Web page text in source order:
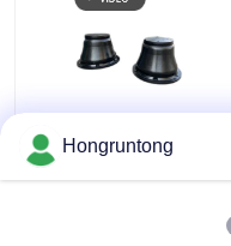
600H 코너 충격 펜더 가
벼운 내구성 고무 설치
Hongruntong